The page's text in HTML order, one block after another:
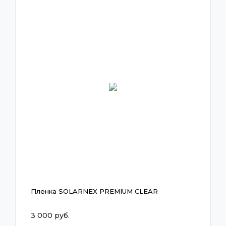
Пленка SOLARNEX PREMIUM CLEAR
3 000 руб.